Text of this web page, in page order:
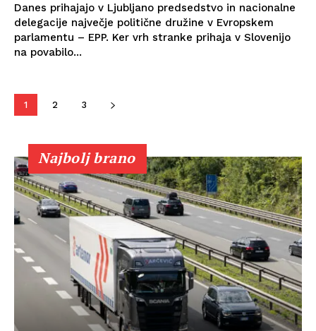
Danes prihajajo v Ljubljano predsedstvo in nacionalne
delegacije največje politične družine v Evropskem
parlamentu – EPP. Ker vrh stranke prihaja v Slovenijo
na povabilo...
1 2 3
Najbolj brano